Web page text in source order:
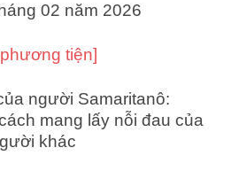
02 năm 2026
tiện]
người Samaritanô:
mang lấy nỗi đau của
khác